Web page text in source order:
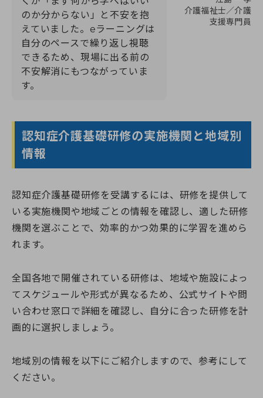
介護福祉士／介護
支援専門員
のか分からない」と不安を抱
えていました。eラーニングは
自分のペースで繰り返し視聴
できるため、現場に出る前の
不安解消にもつながっていま
す。
認知症介護基礎研修の実施機関と地域別
情報
認知症介護基礎研修を受講するには、研修を提供して
いる実施機関や地域ごとの情報を確認し、適した研修
機関を選ぶことで、効率的かつ効果的に学習を進めら
れます。
全国各地で開催されている研修は、地域や施設によっ
てスケジュールや形式が異なるため、公式サイトや問
い合わせ窓口で詳細を確認し、自分に合った研修を計
画的に選択しましょう。
地域別の情報を以下にご紹介しますので、参考にして
ください。